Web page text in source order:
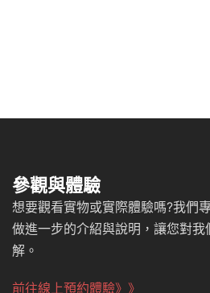
參觀與體驗
想要觀看實物或實際體驗嗎?我們
做進一步的介紹與說明，讓您對我
解。
前往線上預約體驗》》